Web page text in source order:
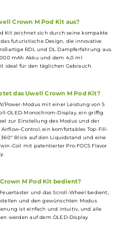
CoilVerdampferKopf (vorinstalliert)
Verdampferkopf
Fragen
Uwell Crown M Pod Kit aus?